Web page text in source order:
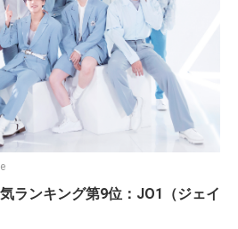
ランキング第9位：JO1（ジェイ